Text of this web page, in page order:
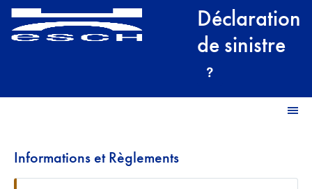
Déclaration
de sinistre
Informations et Règlements